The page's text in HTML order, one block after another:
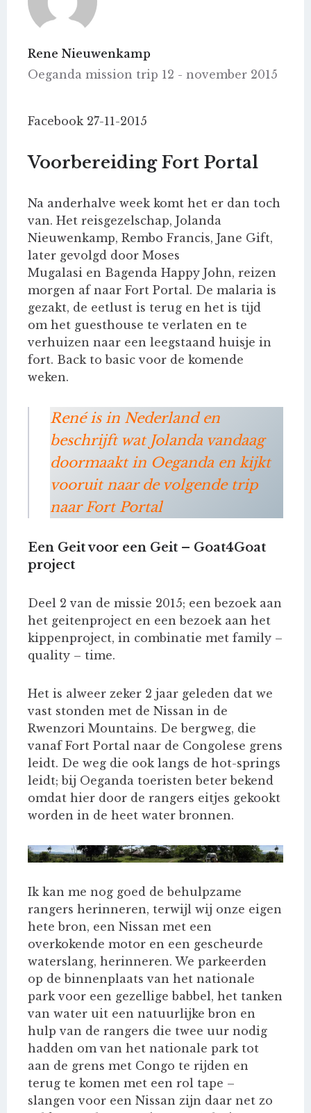
Rene Nieuwenkamp
Oeganda mission trip 12 - november 2015
Facebook 27-11-2015
Voorbereiding Fort Portal
Na anderhalve week komt het er dan toch
van. Het reisgezelschap, Jolanda
Nieuwenkamp, Rembo Francis, Jane Gift,
later gevolgd door Moses
Mugalasi en Bagenda Happy John, reizen
morgen af naar Fort Portal. De malaria is
gezakt, de eetlust is terug en het is tijd
om het guesthouse te verlaten en te
verhuizen naar een leegstaand huisje in
fort. Back to basic voor de komende
weken.
René is in Nederland en
beschrijft wat Jolanda vandaag
doormaakt in Oeganda en kijkt
vooruit naar de volgende trip
naar Fort Portal
Een Geit voor een Geit – Goat4Goat
project
Deel 2 van de missie 2015; een bezoek aan
het geitenproject en een bezoek aan het
kippenproject, in combinatie met family –
quality – time.
Het is alweer zeker 2 jaar geleden dat we
vast stonden met de Nissan in de
Rwenzori Mountains. De bergweg, die
vanaf Fort Portal naar de Congolese grens
leidt. De weg die ook langs de hot-springs
leidt; bij Oeganda toeristen beter bekend
omdat hier door de rangers eitjes gekookt
worden in de heet water bronnen.
Ik kan me nog goed de behulpzame
rangers herinneren, terwijl wij onze eigen
hete bron, een Nissan met een
overkokende motor en een gescheurde
waterslang, herinneren. We parkeerden
op de binnenplaats van het nationale
park voor een gezellige babbel, het tanken
van water uit een natuurlijke bron en
hulp van de rangers die twee uur nodig
hadden om van het nationale park tot
aan de grens met Congo te rijden en
terug te komen met een rol tape –
slangen voor een Nissan zijn daar net zo